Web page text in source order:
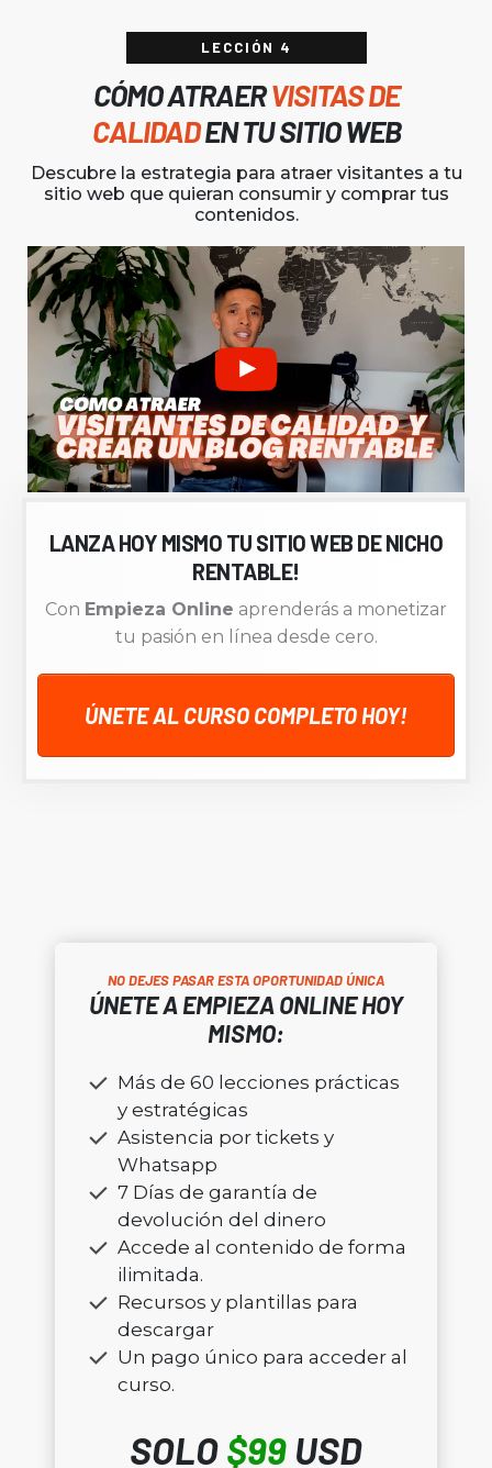
LECCIÓN 4
CÓMO ATRAERVISITAS DE
CALIDADEN TU SITIO WEB
Descubre la estrategia para atraer visitantes a tu
sitio web que quieran consumir y comprar tus
contenidos.
LANZA HOY MISMO TU SITIO WEB DE NICHO
RENTABLE!
Con Empieza Online aprenderás a monetizar
tu pasión en línea desde cero.
ÚNETE AL CURSO COMPLETO HOY!
NO DEJES PASAR ESTA OPORTUNIDAD ÚNICA
ÚNETE A EMPIEZA ONLINE HOY
MISMO:
Más de 60 lecciones prácticas
y estratégicas
Asistencia por tickets y
Whatsapp
7 Días de garantía de
devolución del dinero
Accede al contenido de forma
ilimitada.
Recursos y plantillas para
descargar
Un pago único para acceder al
curso.
SOLO$99 USD